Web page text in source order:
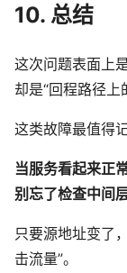
10. 总结
这次问题表面上
却是“回程路径
这类故障最值得
当服务看起来正
别忘了检查中间
只要源地址变了
击流量”。